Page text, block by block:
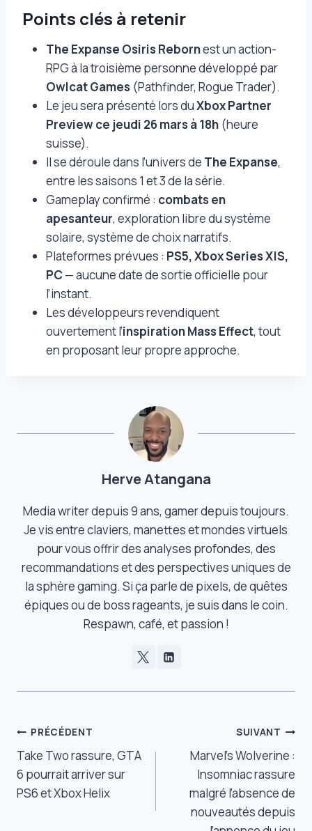
Points clés à retenir
The Expanse Osiris Rebornest un action-
RPG à la troisième personne développé par
Owlcat Games (Pathfinder, Rogue Trader).
Le jeu sera présenté lors duXbox Partner
Preview ce jeudi 26 mars à 18h (heure
suisse).
Il se déroule dans l’univers de The Expanse,
entre les saisons 1 et 3 de la série.
Gameplay confirmé : combats en
apesanteur, exploration libre du système
solaire, système de choix narratifs.
Plateformes prévues : PS5, Xbox Series X|S,
PC— aucune date de sortie officielle pour
l’instant.
Les développeurs revendiquent
ouvertement l’inspiration Mass Effect, tout
en proposant leur propre approche.
Herve Atangana
Media writer depuis 9 ans, gamer depuis toujours.
Je vis entre claviers, manettes et mondes virtuels
pour vous offrir des analyses profondes, des
recommandations et des perspectives uniques de
la sphère gaming. Si ça parle de pixels, de quêtes
épiques ou de boss rageants, je suis dans le coin.
Respawn, café, et passion !
Navigation
de
l’article
PRÉCÉDENT
Take Two rassure, GTA
6 pourrait arriver sur
PS6 et Xbox Helix
SUIVANT
Marvel’s Wolverine :
Insomniac rassure
malgré l’absence de
nouveautés depuis